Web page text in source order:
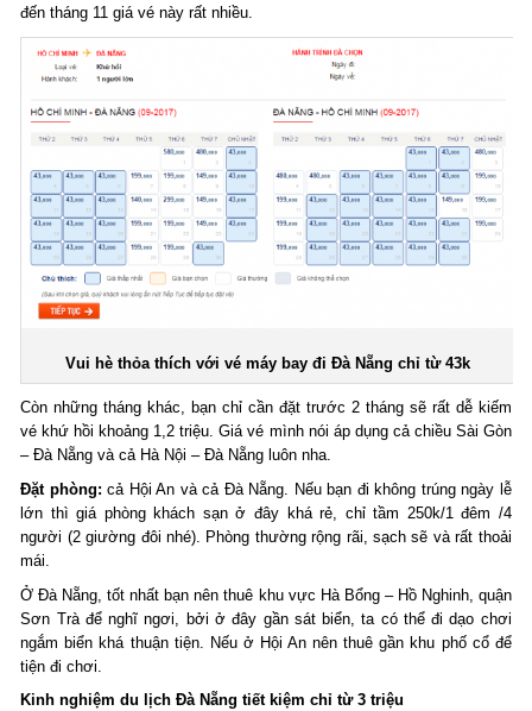
đến tháng 11 giá vé này rất nhiều.
Vui hè thỏa thích với vé máy bay đi Đà Nẵng chỉ từ 43k
Còn những tháng khác, bạn chỉ cần đặt trước 2 tháng sẽ rất dễ kiếm
vé khứ hồi khoảng 1,2 triệu. Giá vé mình nói áp dụng cả chiều Sài Gòn
– Đà Nẵng và cả Hà Nội – Đà Nẵng luôn nha.
Đặt phòng: cả Hội An và cả Đà Nẵng. Nếu bạn đi không trúng ngày lễ
lớn thì giá phòng khách sạn ở đây khá rẻ, chỉ tầm 250k/1 đêm /4
người (2 giường đôi nhé). Phòng thường rộng rãi, sạch sẽ và rất thoải
mái.
Ở Đà Nẵng, tốt nhất bạn nên thuê khu vực Hà Bổng – Hồ Nghinh, quận
Sơn Trà để nghĩ ngơi, bởi ở đây gần sát biển, ta có thể đi dạo chơi
ngắm biển khá thuận tiện. Nếu ở Hội An nên thuê gần khu phố cổ để
tiện đi chơi.
Kinh nghiệm du lịch Đà Nẵng tiết kiệm chỉ từ 3 triệu